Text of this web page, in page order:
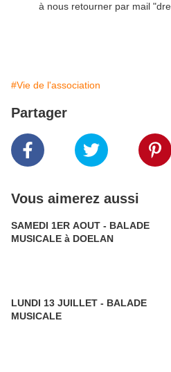
à nous retourner par mail
#Vie de l'association
Partager
Vous aimerez aussi
SAMEDI 1ER AOUT - BALADE
MUSICALE à DOELAN
LUNDI 13 JUILLET - BALADE
MUSICALE